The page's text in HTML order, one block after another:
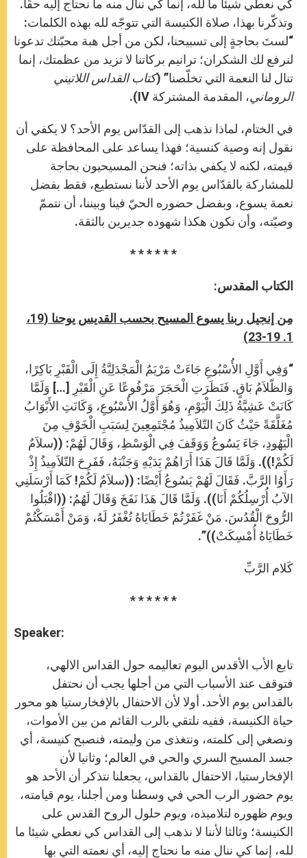
كي نعطي شيئا ما لله، إنما كي ننال منه ما نحتاج إليه حقًّا.
وتذكّرنا بهذا، صلاة الكنيسة التي تتوجّه لله بهذه الكلمات:
“لستَ بحاجةٍ إلى تسبيحنا، لكن من أجل هبة محبّتك تدعونا
لنرفع لك الشكران؛ ترانيم بركاتنا لا تزيد من عظمتك، إنما
تنال لنا النعمة التي تخلّصنا” (كتاب القداس اللاتيني
الروماني، المقدمة المشتركة IV).
في الختام، لماذا نذهب إلى القدّاس يوم الأحد؟ لا يكفي أن
نقول إنه وصية كنسية؛ فهذا يساعد على المحافظة على
قيمته، لكنه لا يكفي بذاته؛ فنحن المسيحيون بحاجة
للمشاركة بالقدّاس يوم الأحد لأننا نستطيع، فقط بفضل
نعمة يسوع، وبفضل حضوره الحيّ فينا وبيننا، أن نتممّ
وصيّته، وأن نكون هكذا شهوده جديرين بالثقة.
* * * * * *
الكتاب المقدس:‏
مِن إنجيل ربنا يسوع المسيح بحسب القديس يوحنا (19،
1. 19-23)
“وَفِي أَوَّلِ الأُسْبُوعِ جَاءَتْ مَرْيَمُ الْمَجْدَلِيَّةُ إِلَى الْقَبْرِ بَاكِرًا،
وَالظّلاَمُ بَاقٍ. فَنَظَرَتِ الْحَجَرَ مَرْفُوعًا عَنِ الْقَبْرِ […] وَلَمَّا
كَانَتْ عَشِيَّةُ ذَلِكَ الْيَوْمِ، وَهُوَ أَوَّلُ الأُسْبُوعِ، وَكَانَتِ الأَبْوَابُ
مُغَلَّقَةً حَيْثُ كَانَ التّلاَمِيذُ مُجْتَمِعِينَ لِسَبَبِ الْخَوْفِ مِنَ
الْيَهُودِ، جَاءَ يَسُوعُ وَوَقَفَ فِي الْوَسْطِ، وَقَالَ لَهُمْ: ((سلاَمٌ
لَكُمْ!)). وَلَمَّا قَالَ هَذَا أَرَاهُمْ يَدَيْهِ وَجَنْبَهُ، فَفَرِحَ التّلاَمِيذُ إِذْ
رَأَوُا الرَّبَّ. فَقَالَ لَهُمْ يَسُوعُ أَيْضًا: ((سلاَمٌ لَكُمْ! كَمَا أَرْسَلَنِي
الآبُ أُرْسِلُكُمْ أَنَا)). وَلَمَّا قَالَ هَذَا نَفَخَ وَقَالَ لَهُمُ: ((اقْبَلُوا
الرُّوحَ الْقُدُسَ. مَنْ غَفَرْتُمْ خَطَايَاهُ تُغْفَرُ لَهُ، وَمَنْ أَمْسَكْتُمْ
خَطَايَاهُ أُمْسِكَتْ))”.
كَلام الرَّبِّ
* * * * * *
Speaker:
تابع الأب الأقدس اليوم تعاليمه حول القداس الالهي،
فتوقف عند الأسباب التي من أجلها يجب أن‏ ‏نحتفل
بالقداس يوم الأحد. أولا ‏لأن الاحتفال بالإفخارستيا هو محور
حياة الكنيسة، ففيه نلتقي بالرب القائم‏ من ‏بين الأموات،
ونصغي إلى كلمته، ونتغذى من ‏وليمته، فنصبح كنيسة، أي
جسد المسيح السري والحي في ‏العالم؛ وثانيا لأن
الإفخارستيا، الاحتفال بالقداس، يجعلنا نتذكر أن الأحد هو
يوم ‏حضور الرب الحي في وسطنا ومن أجلنا، ‏يوم قيامته،
ويوم ظهوره لتلاميذه، ويوم حلول الروح القدس على
الكنيسة؛ وثالثا ‏لأننا لا نذهب إلى القداس كي‏ ‏نعطي شيئا ما
لله، إنما كي ننال منه ما نحتاج إليه، أي نعمته التي بها